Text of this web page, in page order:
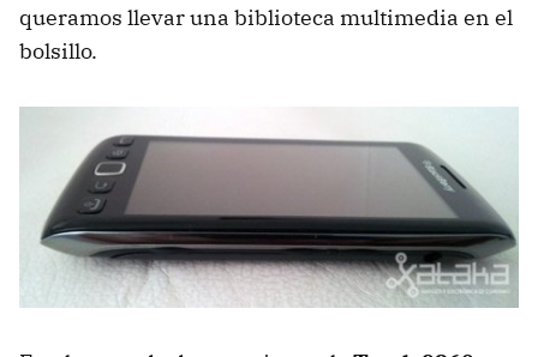
queramos llevar una biblioteca multimedia en el
bolsillo.